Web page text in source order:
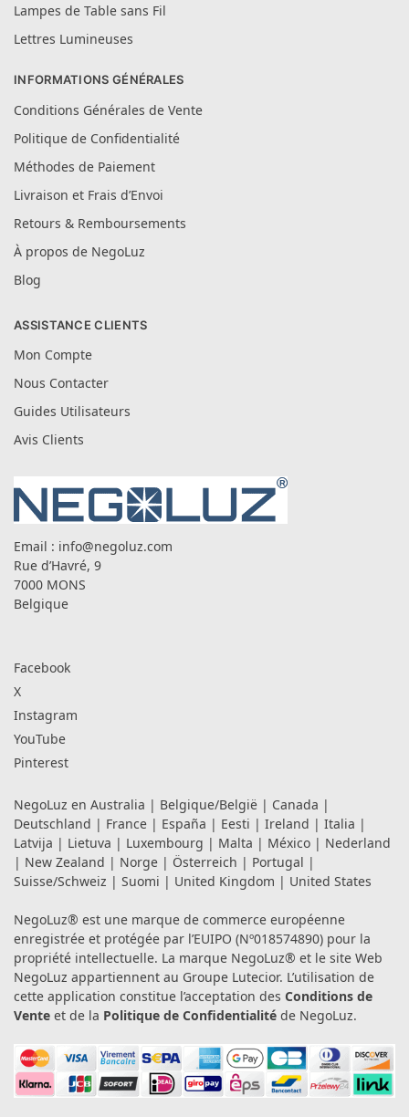
Lampes de Table sans Fil
Lettres Lumineuses
INFORMATIONS GÉNÉRALES
Conditions Générales de Vente
Politique de Confidentialité
Méthodes de Paiement
Livraison et Frais d’Envoi
Retours & Remboursements
À propos de NegoLuz
Blog
ASSISTANCE CLIENTS
Mon Compte
Nous Contacter
Guides Utilisateurs
Avis Clients
Email : info@negoluz.com
Rue d’Havré, 9
7000 MONS
Belgique
Facebook
X
Instagram
YouTube
Pinterest
NegoLuz en Australia | Belgique/België | Canada |
Deutschland | France | España | Eesti | Ireland | Italia |
Latvija | Lietuva | Luxembourg | Malta | México | Nederland
| New Zealand | Norge | Österreich | Portugal |
Suisse/Schweiz | Suomi | United Kingdom | United States
NegoLuz® est une marque de commerce européenne
enregistrée et protégée par l’EUIPO (Nº018574890) pour la
propriété intellectuelle. La marque NegoLuz® et le site Web
NegoLuz appartiennent au Groupe Lutecior. L’utilisation de
cette application constitue l’acceptation des Conditions de
Vente et de la Politique de Confidentialité de NegoLuz.